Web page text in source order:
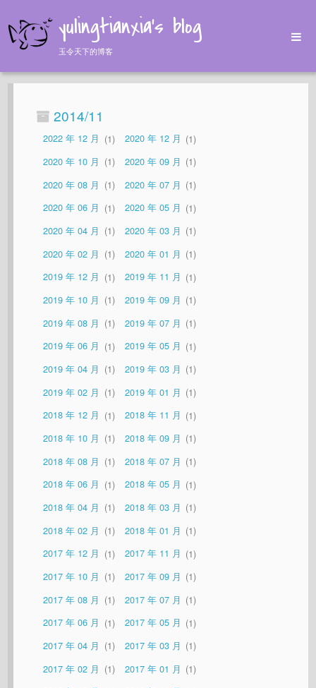
yulingtianxia's blog
玉令天下的博客
Home
Tags
About
2014/11
2022 年 12 月 1 2020 年 12 月
1
2020 年 10 月
1 2020 年 09 月
1
2020 年 08 月
1 2020 年 07 月
1
2020 年 06 月
1 2020 年 05 月
1
2020 年 04 月
1 2020 年 03 月
1
2020 年 02 月
1 2020 年 01 月
1
2019 年 12 月
1 2019 年 11 月
1
2019 年 10 月
1 2019 年 09 月
1
2019 年 08 月
1 2019 年 07 月
1
2019 年 06 月
1 2019 年 05 月
1
2019 年 04 月
1 2019 年 03 月
1
2019 年 02 月
1 2019 年 01 月
1
2018 年 12 月
1 2018 年 11 月
1
2018 年 10 月
1 2018 年 09 月
1
2018 年 08 月
1 2018 年 07 月
1
2018 年 06 月
1 2018 年 05 月
1
2018 年 04 月
1 2018 年 03 月
1
2018 年 02 月
1 2018 年 01 月
1
2017 年 12 月
1 2017 年 11 月
1
2017 年 10 月
1 2017 年 09 月
1
2017 年 08 月
1 2017 年 07 月
1
2017 年 06 月
1 2017 年 05 月
1
2017 年 04 月
1 2017 年 03 月
1
2017 年 02 月
1 2017 年 01 月
1